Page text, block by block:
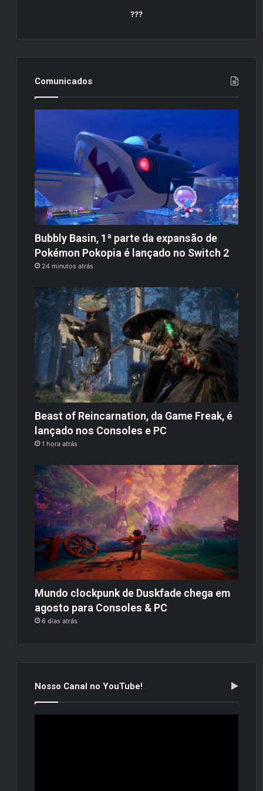
???
Comunicados
Bubbly Basin, 1ª parte da expansão de
Pokémon Pokopia é lançado no Switch 2
24 minutos atrás
Beast of Reincarnation, da Game Freak, é
lançado nos Consoles e PC
1 hora atrás
Mundo clockpunk de Duskfade chega em
agosto para Consoles & PC
6 dias atrás
Nosso Canal no YouTube!